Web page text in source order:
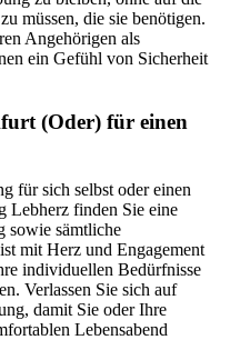
müssen, die sie benötigen.
Angehörigen als
ein Gefühl von Sicherheit
(Oder) für einen
für sich selbst oder einen
Lebherz finden Sie eine
sowie sämtliche
mit Herz und Engagement
individuellen Bedürfnisse
Verlassen Sie sich auf
damit Sie oder Ihre
Lebensabend